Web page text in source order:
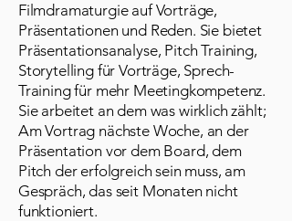
Filmdramaturgie auf Vorträge,
Präsentationen und Reden. Sie bietet
Präsentationsanalyse, Pitch Training,
Storytelling für Vorträge, Sprech-
Training für mehr Meetingkompetenz.
Sie arbeitet an dem was wirklich zählt;
Am Vortrag nächste Woche, an der
Präsentation vor dem Board, dem
Pitch der erfolgreich sein muss, am
Gespräch, das seit Monaten nicht
funktioniert.